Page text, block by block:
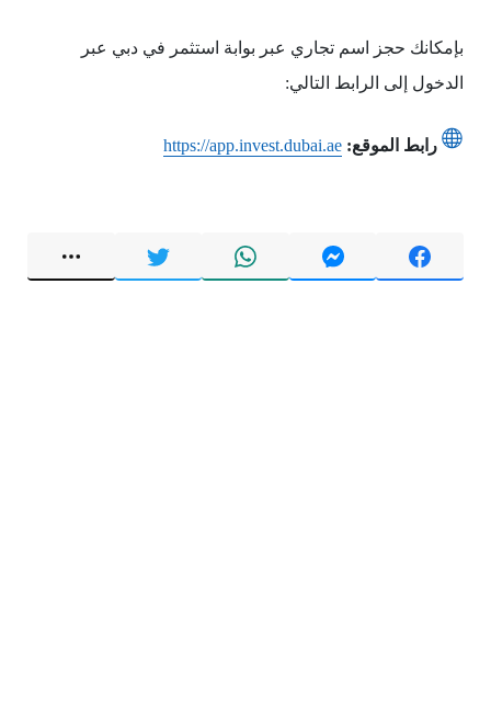
بإمكانك حجز اسم تجاري عبر بوابة استثمر في دبي عبر
الدخول إلى الرابط التالي:
رابط الموقع: https://app.invest.dubai.ae